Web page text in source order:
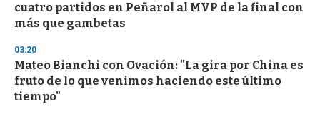
cuatro partidos en Peñarol al MVP de la final con
más que gambetas
03:20
Mateo Bianchi con Ovación: "La gira por China es
fruto de lo que venimos haciendo este último
tiempo"